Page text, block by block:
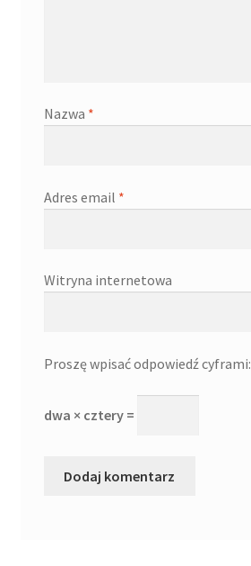
Nazwa *
Adres email *
Witryna internetowa
Proszę wpisać odpowiedź cyframi:
dwa × cztery =